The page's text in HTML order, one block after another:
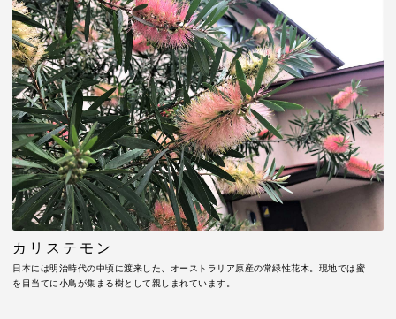
カリステモン
日本には明治時代の中頃に渡来した、オーストラリア原産の常緑性花木。現地では蜜
を目当てに小鳥が集まる樹として親しまれています。